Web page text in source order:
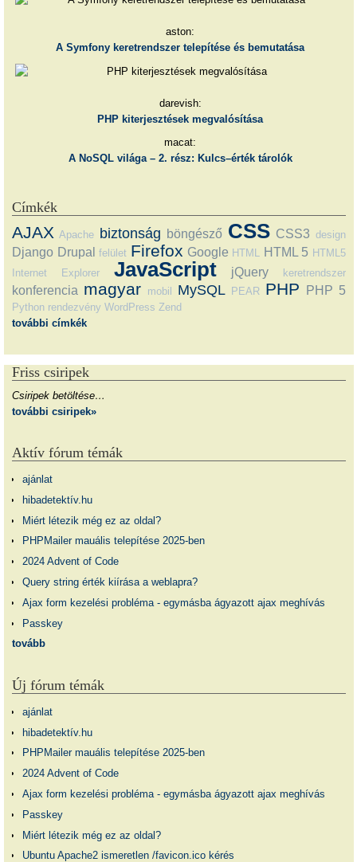
aston:
A Symfony keretrendszer telepítése és bemutatása
darevish:
PHP kiterjesztések megvalósítása
macat:
A NoSQL világa – 2. rész: Kulcs–érték tárolók
Címkék
AJAX Apache biztonság böngésző CSS CSS3 design
Django Drupal felület Firefox Google HTML HTML 5 HTML5
Internet Explorer
JavaScript jQuery keretrendszer
konferencia magyar mobil MySQL PEAR PHP PHP 5
Python rendezvény WordPress Zend
további címkék
Friss csiripek
Csiripek betöltése…
további csiripek»
Aktív fórum témák
ajánlat
hibadetektív.hu
Miért létezik még ez az oldal?
PHPMailer mauális telepítése 2025-ben
2024 Advent of Code
Query string érték kiírása a weblapra?
Ajax form kezelési probléma - egymásba ágyazott ajax meghívás
Passkey
tovább
Új fórum témák
ajánlat
hibadetektív.hu
PHPMailer mauális telepítése 2025-ben
2024 Advent of Code
Ajax form kezelési probléma - egymásba ágyazott ajax meghívás
Passkey
Miért létezik még ez az oldal?
Ubuntu Apache2 ismeretlen /favicon.ico kérés